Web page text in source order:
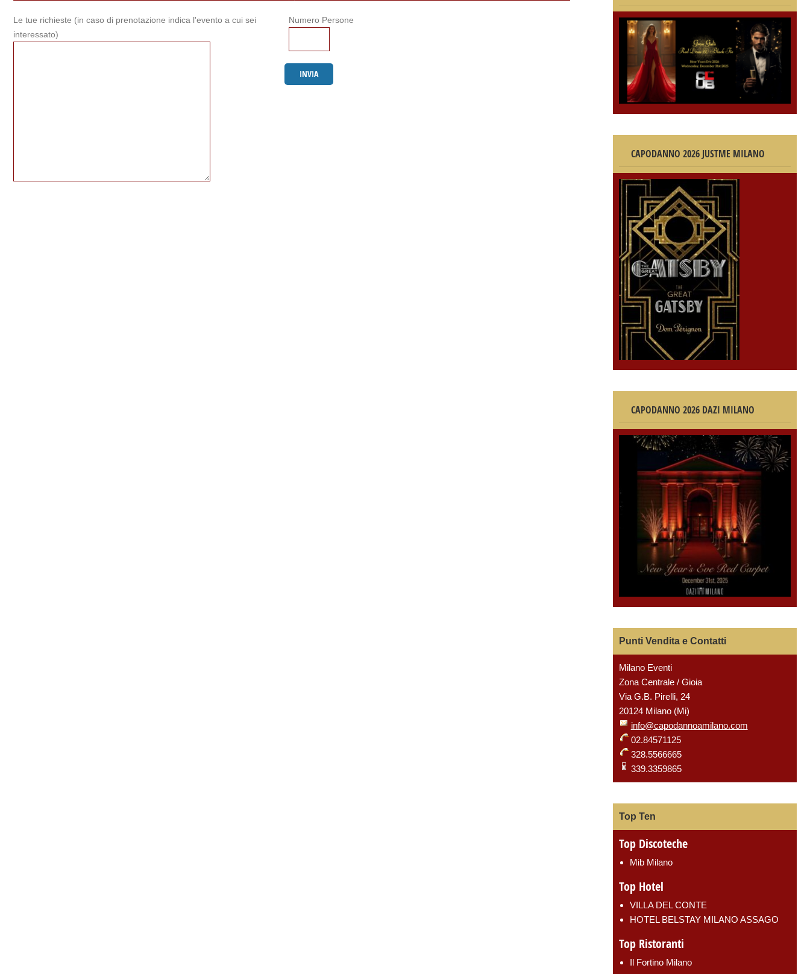
Le tue richieste (in caso di prenotazione indica l'evento a cui sei
interessato)
Numero Persone
CAPODANNO 2026 JUSTME MILANO
CAPODANNO 2026 DAZI MILANO
Punti Vendita e Contatti
Milano Eventi
Zona Centrale / Gioia
Via G.B. Pirelli, 24
20124 Milano (Mi)
info@capodannoamilano.com
02.84571125
328.5566665
339.3359865
Top Ten
Top Discoteche
Mib Milano
Top Hotel
VILLA DEL CONTE
HOTEL BELSTAY MILANO ASSAGO
Top Ristoranti
Il Fortino Milano